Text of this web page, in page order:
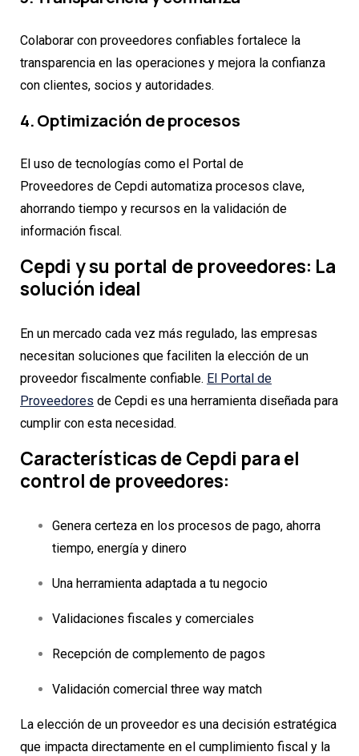
Colaborar con proveedores confiables fortalece la
transparencia en las operaciones y mejora la confianza
con clientes, socios y autoridades.
4. Optimización de procesos
El uso de tecnologías como el Portal de
Proveedores de Cepdi automatiza procesos clave,
ahorrando tiempo y recursos en la validación de
información fiscal.
Cepdi y su portal de proveedores: La
solución ideal
En un mercado cada vez más regulado, las empresas
necesitan soluciones que faciliten la elección de un
proveedor fiscalmente confiable. El Portal de
Proveedores de Cepdi es una herramienta diseñada para
cumplir con esta necesidad.
Características de Cepdi para el
control de proveedores:
Genera certeza en los procesos de pago, ahorra
tiempo, energía y dinero
Una herramienta adaptada a tu negocio
Validaciones fiscales y comerciales
Recepción de complemento de pagos
Validación comercial three way match
La elección de un proveedor es una decisión estratégica
que impacta directamente en el cumplimiento fiscal y la